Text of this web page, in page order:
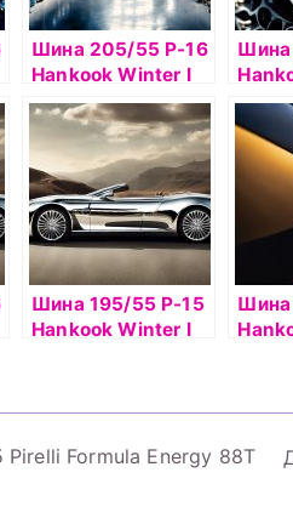
Шина 205/55 Р-16
Hankook Winter I
Pike W419 91Т шип
Шина
Pike
шип
Шина 195/55 Р-15
Hankook Winter I
Шина
Formula Energy 88T